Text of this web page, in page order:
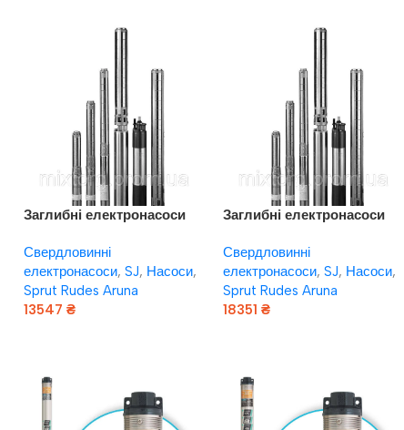
Заглибні електронасоси
(220V)
Свердловинні
електронасоси, SJ, Насоси,
Sprut Rudes Aruna
13547 ₴
Заглибні електронасоси
(220V)
Свердловинні
електронасоси, SJ, Насоси,
Sprut Rudes Aruna
18351 ₴